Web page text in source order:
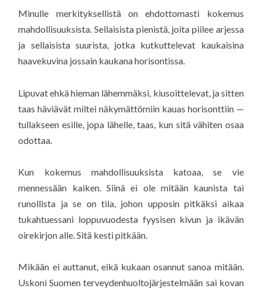
Minulle merkityksellistä on ehdottomasti kokemus
mahdollisuuksista. Sellaisista pienistä, joita piilee arjessa
ja sellaisista suurista, jotka kutkuttelevat kaukaisina
haavekuvina jossain kaukana horisontissa.
Lipuvat ehkä hieman lähemmäksi, kiusoittelevat, ja sitten
taas häviävät miltei näkymättömiin kauas horisonttiin —
tullakseen esille, jopa lähelle, taas, kun sitä vähiten osaa
odottaa.
Kun kokemus mahdollisuuksista katoaa, se vie
mennessään kaiken. Siinä ei ole mitään kaunista tai
runollista ja se on tila, johon upposin pitkäksi aikaa
tukahtuessani loppuvuodesta fyysisen kivun ja ikävän
oirekirjon alle. Sitä kesti pitkään.
Mikään ei auttanut, eikä kukaan osannut sanoa mitään.
Uskoni Suomen terveydenhuoltojärjestelmään sai kovan